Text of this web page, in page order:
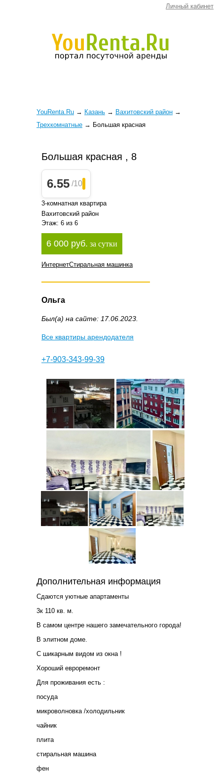
Личный кабинет
YouRenta.Ru → Казань → Вахитовский район →
Трехкомнатные → Большая красная
Большая красная , 8
6.55 /10
3-комнатная квартира
Вахитовский район
Этаж: 6 из 6
6 000 руб. за сутки
ИнтернетСтиральная машинка
Ольга
Был(а) на сайте: 17.06.2023.
Все квартиры арендодателя
+7-903-343-99-39
Дополнительная информация
Сдаются уютные апартаменты
3к 110 кв. м.
В самом центре нашего замечательного города!
B элитном доме.
С шикapным видом из окна !
Хороший евpoремoнт
Для проживания есть :
посуда
микроволновка /холодильник
чайник
плита
стиральная машина
фен